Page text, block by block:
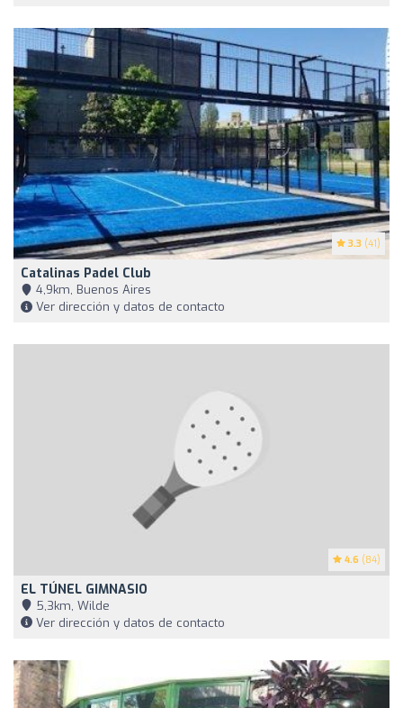
3.3 (41)
Catalinas Padel Club
4,9km, Buenos Aires
Ver dirección y datos de contacto
4.6 (84)
EL TÚNEL GIMNASIO
5,3km, Wilde
Ver dirección y datos de contacto